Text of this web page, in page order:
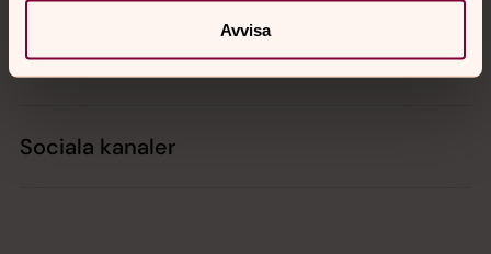
Avvisa
Hitta snabbt
Sociala kanaler